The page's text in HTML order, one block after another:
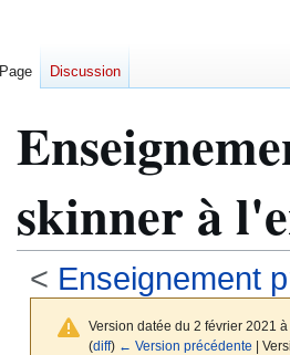
skinner à
< Enseignement
Version datée du 2 février 2021
(diff) ← Version précédente |
Page Discussion